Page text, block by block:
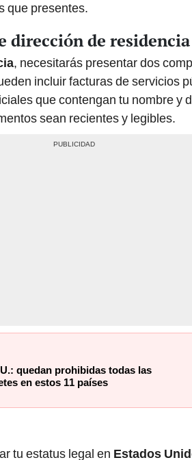
que presentes.
dirección de residencia
, necesitarás presentar dos
incluir facturas de servicios
que contengan tu nombre y
sean recientes y legibles.
quedan prohibidas todas las
en estos 11 países
tu estatus legal en Estados